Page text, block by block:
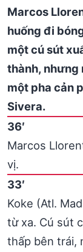
Marcos
huống đi
một cú sút
thành, nhưng
một pha cản
Sivera.
36′
Marcos
vị.
33′
Koke (Atl.
từ xa. Cú sút
thấp bên trái,